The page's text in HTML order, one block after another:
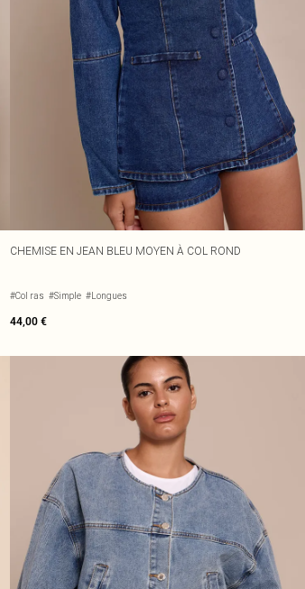
CHEMISE EN JEAN BLEU MOYEN À COL ROND
#Col ras #Simple #Longues
44,00 €